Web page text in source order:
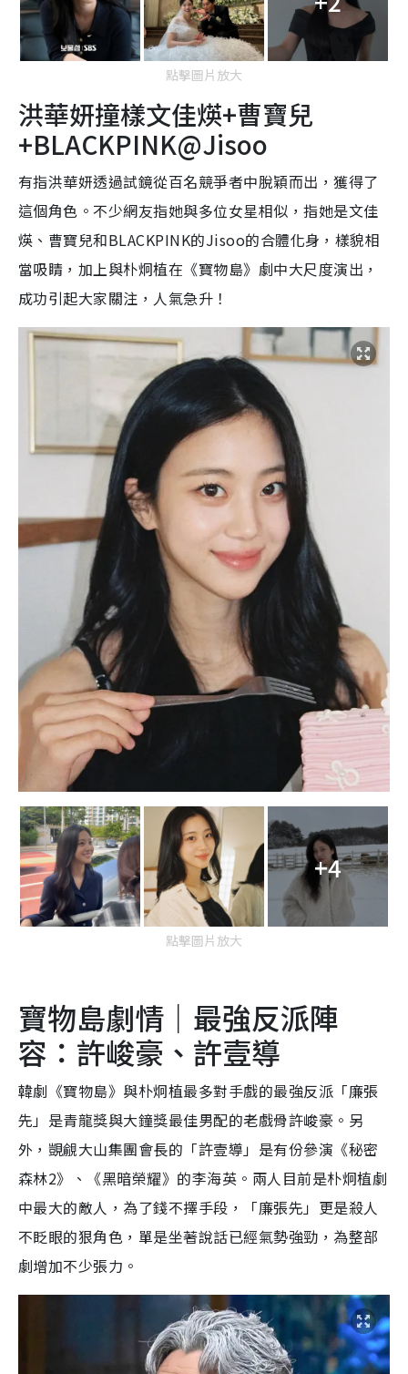
點擊圖片放大
洪華妍撞樣文佳煐+曹寶兒
+BLACKPINK@Jisoo
有指洪華妍透過試鏡從百名競爭者中脫穎而出，獲得了
這個角色。不少網友指她與多位女星相似，指她是文佳
煐、曹寶兒和BLACKPINK的Jisoo的合體化身，樣貌相
當吸睛，加上與朴炯植在《寶物島》劇中大尺度演出，
成功引起大家關注，人氣急升！
+4
點擊圖片放大
寶物島劇情｜最強反派陣
容：許峻豪、許壹導
韓劇《寶物島》與朴炯植最多對手戲的最強反派「廉張
先」是青龍獎與大鐘獎最佳男配的老戲骨許峻豪。另
外，覬覦大山集團會長的「許壹導」是有份參演《秘密
森林2》、《黑暗榮耀》的李海英。兩人目前是朴炯植劇
中最大的敵人，為了錢不擇手段，「廉張先」更是殺人
不眨眼的狠角色，單是坐著說話已經氣勢強勁，為整部
劇增加不少張力。